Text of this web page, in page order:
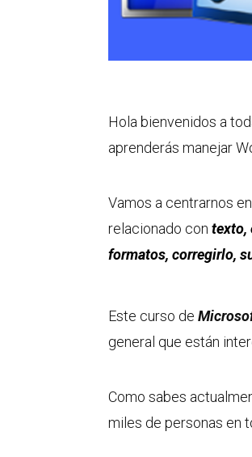
Hola bienvenidos a
aprenderás manejar
Vamos a centrarnos
relacionado contexto,
formatos, corregirlo,
Este curso de
general que están
Como sabes
miles de personas en